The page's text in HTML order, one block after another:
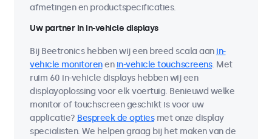
afmetingen en productspecificaties.
Uw partner in in-vehicle displays
Bij Beetronics hebben wij een breed scala aan in-
vehicle monitorenen in-vehicle touchscreens. Met
ruim 60 in-vehicle displays hebben wij een
displayoplossing voor elk voertuig. Benieuwd welke
monitor of touchscreen geschikt is voor uw
applicatie? Bespreek de optiesmet onze display
specialisten. We helpen graag bij het maken van de